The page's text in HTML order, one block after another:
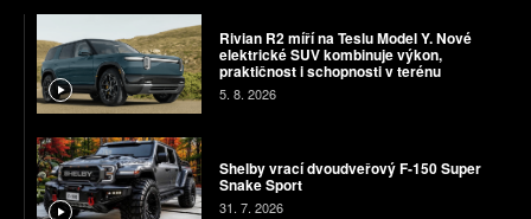
Rivian R2 míří na Teslu Model Y. Nové
elektrické SUV kombinuje výkon,
praktičnost i schopnosti v terénu
5. 8. 2026
Shelby vrací dvoudveřový F-150 Super
Snake Sport
31. 7. 2026